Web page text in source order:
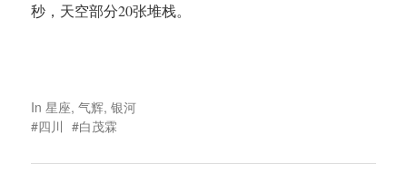
秒，天空部分20张堆栈。
In 星座, 气辉, 银河
四川
白茂霖